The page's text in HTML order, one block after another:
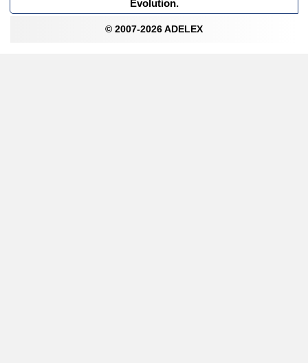
Evolution.
© 2007-2026 ADELEX